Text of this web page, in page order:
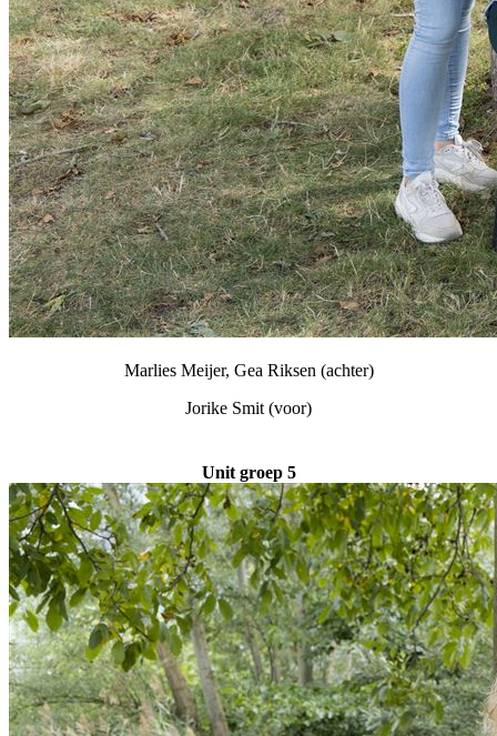
Marlies Meijer, Gea Riksen (achter)
Jorike Smit (voor)
Unit groep 5